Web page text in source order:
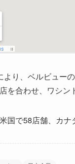
より、ベルビュー
を合わせ、ワシン
国で58店舗、カナ